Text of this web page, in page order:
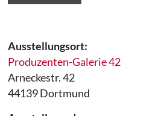
Ausstellungsort:
Produzenten-Galerie 42
Arneckestr. 42
44139 Dortmund